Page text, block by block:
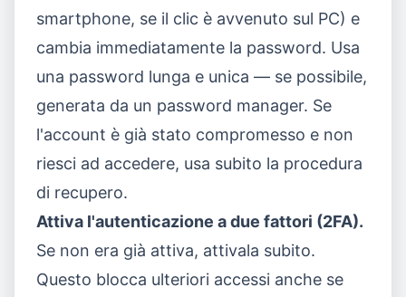
smartphone, se il clic è avvenuto sul PC) e
cambia immediatamente la password. Usa
una password lunga e unica — se possibile,
generata da un password manager. Se
l'account è già stato compromesso e non
riesci ad accedere, usa subito la procedura
di recupero.
Attiva l'autenticazione a due fattori (2FA).
Se non era già attiva, attivala subito.
Questo blocca ulteriori accessi anche se